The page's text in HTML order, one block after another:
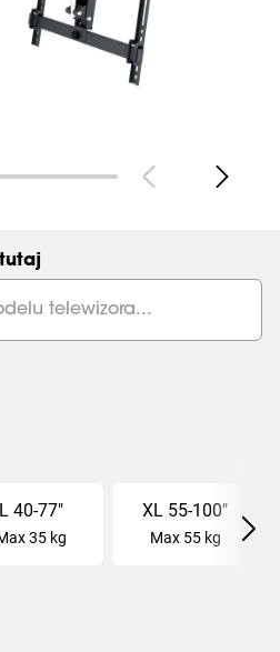
Pokaż wszystkie
L 40-77"
35 kg
XL 55-100"
Max 55 kg